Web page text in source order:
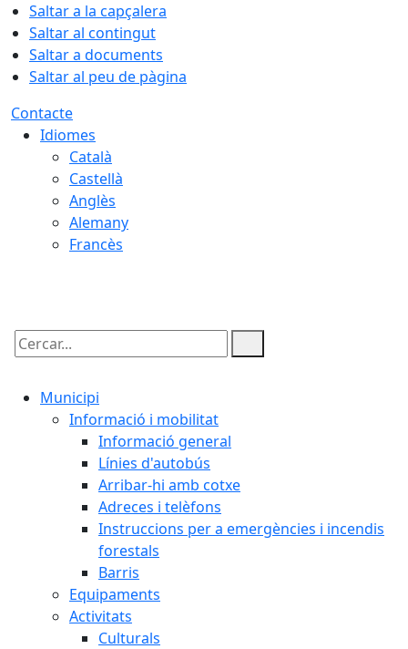
Saltar a la capçalera
Saltar al contingut
Saltar a documents
Saltar al peu de pàgina
Contacte
Idiomes
Català
Castellà
Anglès
Alemany
Francès
Cercar:
Municipi
Informació i mobilitat
Informació general
Línies d'autobús
Arribar-hi amb cotxe
Adreces i telèfons
Instruccions per a emergències i incendis
forestals
Barris
Equipaments
Activitats
Culturals